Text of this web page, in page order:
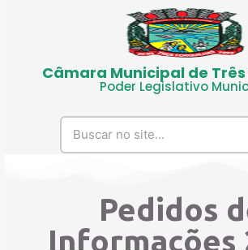
Câmara Municipal de
Poder Legislativo
Pedidos
Informações